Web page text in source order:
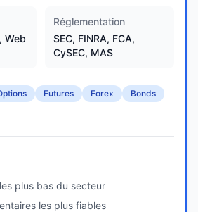
Web
Réglementation
SEC, FINRA, FCA,
CySEC, MAS
Futures Forex
Bonds
plus bas du secteur
les plus fiables